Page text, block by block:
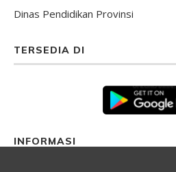
Dinas Pendidikan Provinsi
TERSEDIA DI
INFORMASI